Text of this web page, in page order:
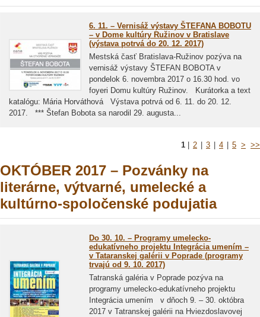
6. 11. – Vernisáž výstavy ŠTEFANA BOBOTU
– v Dome kultúry Ružinov v Bratislave
(výstava potrvá do 20. 12. 2017)
Mestská časť Bratislava-Ružinov pozýva na
vernisáž výstavy ŠTEFAN BOBOTA v
pondelok 6. novembra 2017 o 16.30 hod. vo
foyeri Domu kultúry Ružinov. Kurátorka a text
katalógu: Mária Horváthová Výstava potrvá od 6. 11. do 20. 12.
2017. *** Štefan Bobota sa narodil 29. augusta...
1 2 3 4 5 > >>
OKTÓBER 2017 – Pozvánky na
literárne, výtvarné, umelecké a
kultúrno-spoločenské podujatia
Do 30. 10. – Programy umelecko-
edukatívneho projektu Integrácia umením –
v Tataranskej galérii v Poprade (programy
trvajú od 9. 10. 2017)
Tatranská galéria v Poprade pozýva na
programy umelecko-edukatívneho projektu
Integrácia umením v dňoch 9. – 30. októbra
2017 v Tatranskej galérii na Hviezdoslavovej